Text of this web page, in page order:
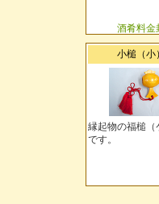
酒肴料金
小槌（小
縁起物の福槌（
です。